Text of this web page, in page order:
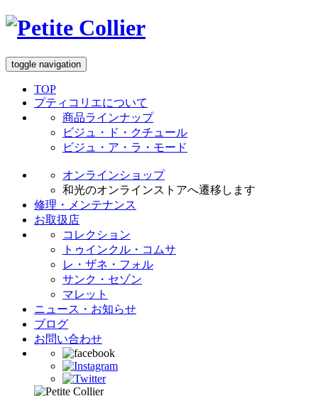
toggle navigation
TOP
プティコリエについて
商品ラインナップ
ビジュ・ド・クチュール
ビジュ・ア・ラ・モード
オンラインショップ
和光のオンラインストアへ遷移します
修理・メンテナンス
お取扱店
コレクション
トゥインクル・コムサ
レ・ザネ・フォル
サンク・セゾン
マレット
ニュース・お知らせ
ブログ
お問い合わせ